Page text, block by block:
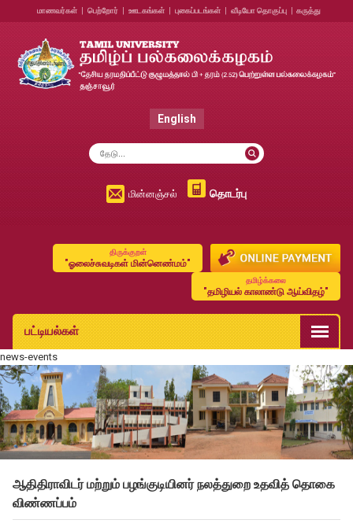
மாணவர்கள் பெற்றோர் ஊடகங்கள் புகைப்படங்கள் வீடியோ தொகுப்பு கருத்து
English
மின்னஞ்சல் தொடர்பு
திருக்குறள்
"ஓலைச்சுவடிகள் மின்னெண்மம்"
தமிழ்க்கலை
"தமிழியல் காலாண்டு ஆய்விதழ்"
பட்டியல்கள்
news-events
ஆதிதிராவிடர் மற்றும் பழங்குடியினர் நலத்துறை உதவித் தொகை
விண்ணப்பம்